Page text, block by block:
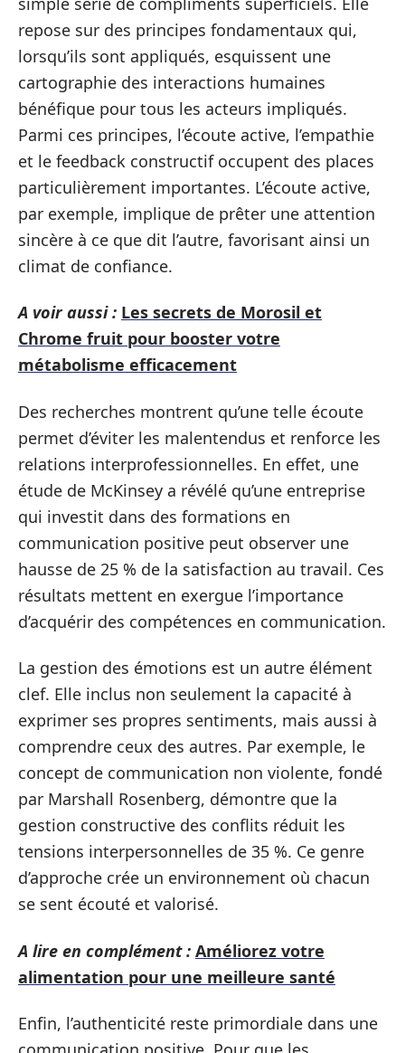
repose sur des principes fondamentaux qui,
lorsqu’ils sont appliqués, esquissent une
cartographie des interactions humaines
bénéfique pour tous les acteurs impliqués.
Parmi ces principes, l’écoute active, l’empathie
et le feedback constructif occupent des places
particulièrement importantes. L’écoute active,
par exemple, implique de prêter une attention
sincère à ce que dit l’autre, favorisant ainsi un
climat de confiance.
A voir aussi : Les secrets de Morosil et
Chrome fruit pour booster votre
métabolisme efficacement
Des recherches montrent qu’une telle écoute
permet d’éviter les malentendus et renforce les
relations interprofessionnelles. En effet, une
étude de McKinsey a révélé qu’une entreprise
qui investit dans des formations en
communication positive peut observer une
hausse de 25 % de la satisfaction au travail. Ces
résultats mettent en exergue l’importance
d’acquérir des compétences en communication.
La gestion des émotions est un autre élément
clef. Elle inclus non seulement la capacité à
exprimer ses propres sentiments, mais aussi à
comprendre ceux des autres. Par exemple, le
concept de communication non violente, fondé
par Marshall Rosenberg, démontre que la
gestion constructive des conflits réduit les
tensions interpersonnelles de 35 %. Ce genre
d’approche crée un environnement où chacun
se sent écouté et valorisé.
A lire en complément : Améliorez votre
alimentation pour une meilleure santé
Enfin, l’authenticité reste primordiale dans une